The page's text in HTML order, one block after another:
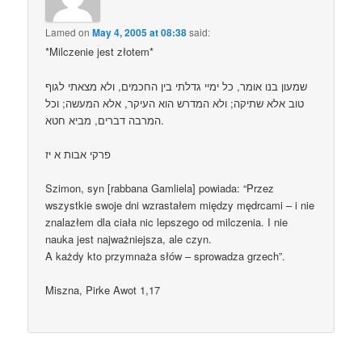
Lamed onMay 4, 2005 at 08:38said:
*Milczenie jest złotem*
שמעון בנו אומר, כל ימיי גדלתי בין החכמים, ולא מצאתי לגוף
טוב אלא שתיקה; ולא המדרש הוא העיקר, אלא המעשה; וכל
המרבה דברים, מביא חטא.
פרקי אבות א יז
Szimon, syn [rabbana Gamliela] powiada: “Przez
wszystkie swoje dni wzrastałem między mędrcami – i nie
znalazłem dla ciała nic lepszego od milczenia. I nie
nauka jest najważniejsza, ale czyn.
A każdy kto przymnaża słów – sprowadza grzech”.
Miszna, Pirke Awot 1,17